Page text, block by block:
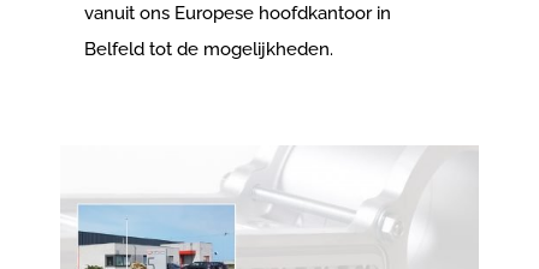
vanuit ons Europese hoofdkantoor in
Belfeld tot de mogelijkheden.